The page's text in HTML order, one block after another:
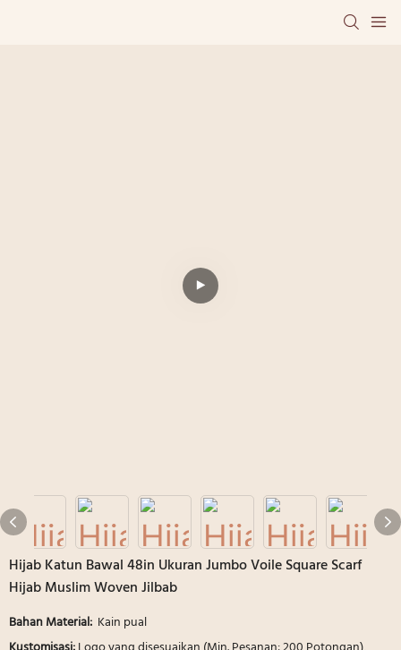
Hijab Katun Bawal 48in Ukuran Jumbo Voile Square Scarf
Hijab Muslim Woven Jilbab
Bahan Material: Kain pual